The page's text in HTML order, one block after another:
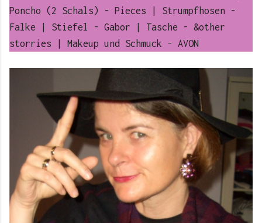
Poncho (2 Schals) - Pieces | Strumpfhosen -
Falke | Stiefel - Gabor | Tasche - &other
storries | Makeup und Schmuck - AVON